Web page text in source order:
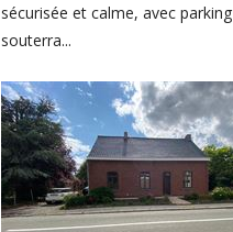
sécurisée et calme, avec parking
souterra...